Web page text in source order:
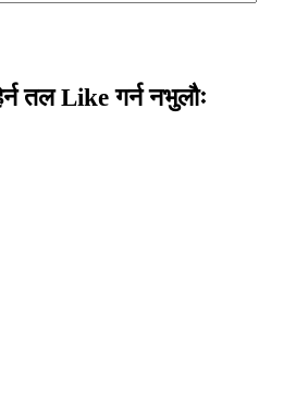
तल Like गर्न नभुलौः